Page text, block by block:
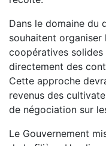
Dans le domaine du
souhaitent
coopératives
directement des
Cette approche
revenus des
de négociation sur
Le Gouvernement